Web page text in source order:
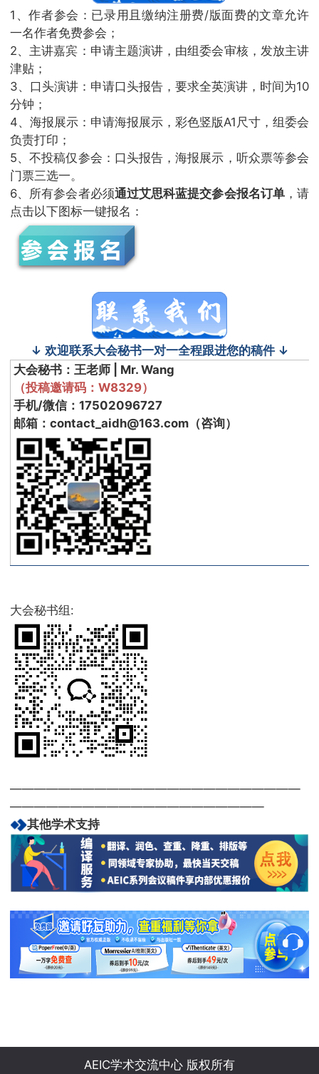
1、作者参会：已录用且缴纳注册费/版面费的文章允许
一名作者免费参会；
2、主讲嘉宾：申请主题演讲，由组委会审核，发放主讲
津贴；
3、口头演讲：申请口头报告，要求全英演讲，时间为10
分钟；
4、海报展示：申请海报展示，彩色竖版A1尺寸，组委会
负责打印；
5、不投稿仅参会：口头报告，海报展示，听众票等参会
门票三选一。
6、所有参会者必须通过艾思科蓝提交参会报名订单，请
点击以下图标一键报名：
↓ 欢迎联系大会秘书一对一全程跟进您的稿件 ↓
大会秘书：王老师 | Mr. Wang
（投稿邀请码：W8329）
手机/微信：17502096727
邮箱：contact_aidh@163.com（咨询）
大会秘书组:
————————————————————————
—————————————————————
其他学术支持
AEIC学术交流中心 版权所有